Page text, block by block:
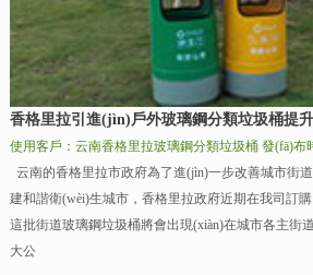
香格里拉引進(jìn)戶外玻璃鋼分類垃圾桶提
使用客戶：云南香格里拉玻璃鋼分類垃圾桶 發(fā)布
云南的香格里拉市政府為了進(jìn)一步改善城市街道
建和諧衛(wèi)生城市，香格里拉政府近期在我司訂
這批街道玻璃鋼垃圾桶將會出現(xiàn)在城市各主街
大公